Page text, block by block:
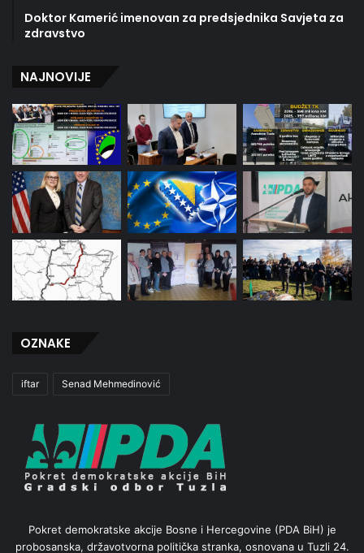
Doktor Kamerić imenovan za predsjednika Savjeta za
zdravstvo
NAJNOVIJE
OZNAKE
iftar Senad Mehmedinović
Pokret demokratske akcije Bosne i Hercegovine (PDA BiH) je
probosanska, državotvorna politička stranka, osnovana u Tuzli 24.